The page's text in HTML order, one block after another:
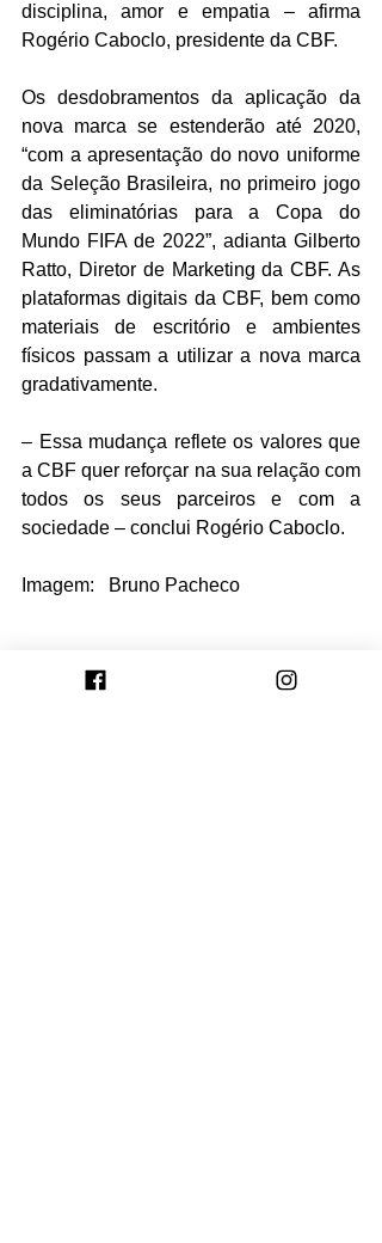
disciplina, amor e empatia – afirma
Rogério Caboclo, presidente da CBF.
Os desdobramentos da aplicação da
nova marca se estenderão até 2020,
“com a apresentação do novo uniforme
da Seleção Brasileira, no primeiro jogo
das eliminatórias para a Copa do
Mundo FIFA de 2022”, adianta Gilberto
Ratto, Diretor de Marketing da CBF. As
plataformas digitais da CBF, bem como
materiais de escritório e ambientes
físicos passam a utilizar a nova marca
gradativamente.
– Essa mudança reflete os valores que
a CBF quer reforçar na sua relação com
todos os seus parceiros e com a
sociedade – conclui Rogério Caboclo.
Imagem:   Bruno Pacheco